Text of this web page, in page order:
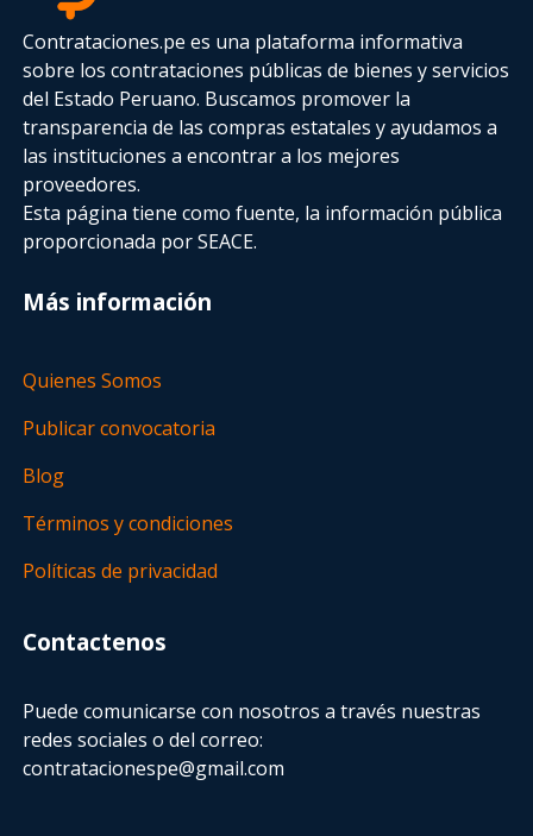
Contrataciones.pe es una plataforma informativa
sobre los contrataciones públicas de bienes y servicios
del Estado Peruano. Buscamos promover la
transparencia de las compras estatalesy ayudamos a
las instituciones a encontrar a los mejores
proveedores.
Esta página tiene como fuente, la información pública
proporcionada por SEACE.
Más información
Quienes Somos
Publicar convocatoria
Blog
Términos y condiciones
Políticas de privacidad
Contactenos
Puede comunicarse con nosotros a través nuestras
redes sociales o del correo:
contratacionespe@gmail.com